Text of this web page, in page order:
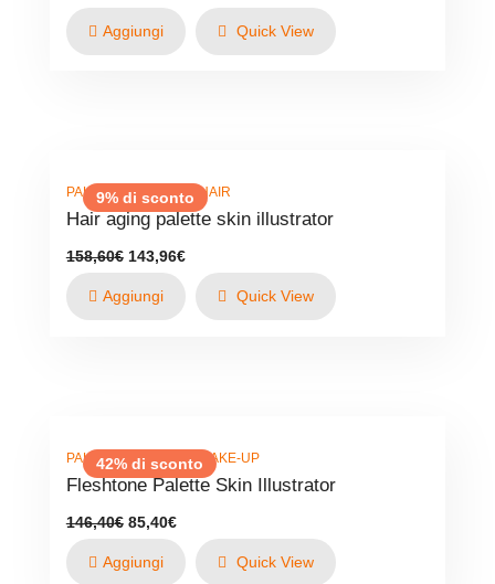
Aggiungi Quick View
9% di sconto
PALETTE PRODOTTI HAIR
Hair aging palette skin illustrator
158,60€ Il
originale
era:
143,96€Il
attuale
Aggiungi Quick View
42% di sconto
PALETTE, PRODOTTI MAKE-UP
Fleshtone Palette Skin Illustrator
146,40€ Il
era:
85,40€Il
Aggiungi Quick View